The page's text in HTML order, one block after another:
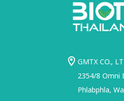
GMTX CO.,
2354/8 Omni
Phlabphla,